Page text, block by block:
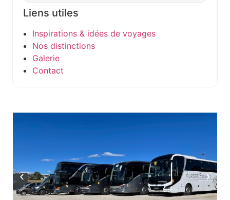
Liens utiles
Inspirations & idées de voyages
Nos distinctions
Galerie
Contact